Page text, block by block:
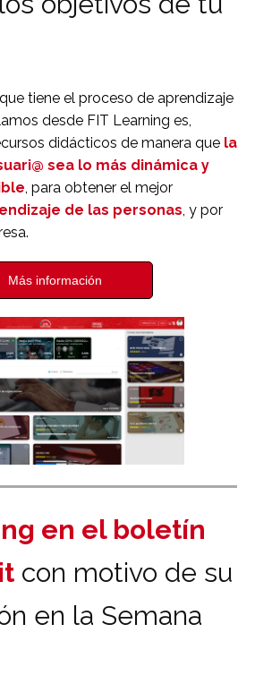
tiene el proceso de aprendizaje
desde FIT Learning es,
didácticos de manera que la
sea lo más dinámica y
, para obtener el mejor
de las personas, y por
Más información
en el boletín
con motivo de su
en la Semana